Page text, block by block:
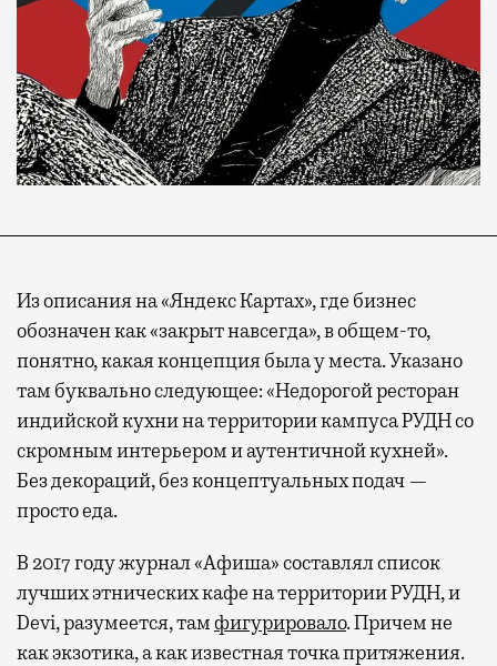
Из описания на «Яндекс Картах», где бизнес
обозначен как «закрыт навсегда», в общем-то,
понятно, какая концепция была у места. Указано
там буквально следующее: «Недорогой ресторан
индийской кухни на территории кампуса РУДН со
скромным интерьером и аутентичной кухней».
Без декораций, без концептуальных подач —
просто еда.
В 2017 году журнал «Афиша» составлял список
лучших этнических кафе на территории РУДН, и
Devi, разумеется, тамфигурировало. Причем не
как экзотика, а как известная точка притяжения.